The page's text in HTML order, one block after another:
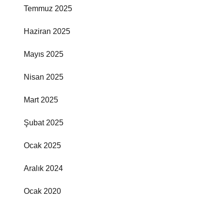
Temmuz 2025
Haziran 2025
Mayıs 2025
Nisan 2025
Mart 2025
Şubat 2025
Ocak 2025
Aralık 2024
Ocak 2020